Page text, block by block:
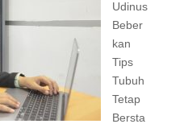
Udinus
Beber
kan
Tips
Tubuh
Tetap
Bersta